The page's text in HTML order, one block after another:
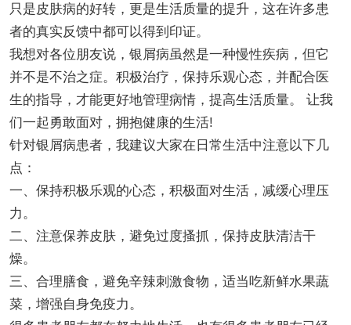
只是皮肤病的好转，更是生活质量的提升，这在许多患
者的真实反馈中都可以得到印证。
我想对各位朋友说，银屑病虽然是一种慢性疾病，但它
并不是不治之症。积极治疗，保持乐观心态，并配合医
生的指导，才能更好地管理病情，提高生活质量。 让我
们一起勇敢面对，拥抱健康的生活!
针对银屑病患者，我建议大家在日常生活中注意以下几
点：
一、保持积极乐观的心态，积极面对生活，减缓心理压
力。
二、注意保养皮肤，避免过度搔抓，保持皮肤清洁干
燥。
三、合理膳食，避免辛辣刺激食物，适当吃新鲜水果蔬
菜，增强自身免疫力。